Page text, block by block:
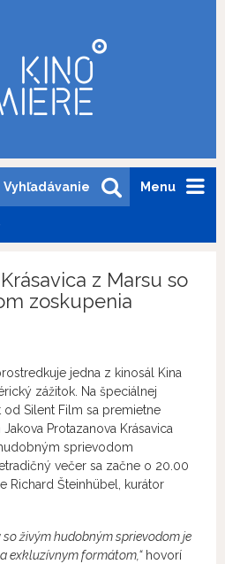
Menu
Vyhľadávanie
z Marsu so
zoskupenia
jedna z kinosál Kina
zážitok. Na špeciálnej
Silent Film sa premietne
Protazanova Krásavica
sprievodom
večer sa začne o 20.00
Richard Šteinhübel, kurátor
živým hudobným sprievodom je
exkluzívnym formátom,“hovorí